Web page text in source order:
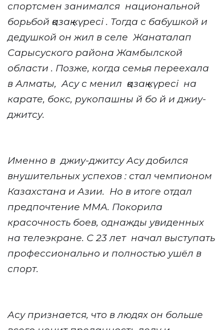
спортсмен занимался национальной
борьбой қазақ күресі . Тогда с бабушкой и
дедушкой он жил в селе Жанаталап
Сарысуского района Жамбылской
области . Позже, когда семья переехала
в Алматы, Асу с менил қазақ күресі на
карате, бокс, рукопашны й бо й и джиу-
джитсу.
Именно в джиу-джитсу Асу добился
внушительных успехов : стал чемпионом
Казахстана и Азии. Но в итоге отдал
предпочтение ММА. Покорила
красочность боев, однажды увиденных
на телеэкране. С 23 лет начал выступать
профессионально и полностью ушёл в
спорт.
Асу признается, что в людях он больше